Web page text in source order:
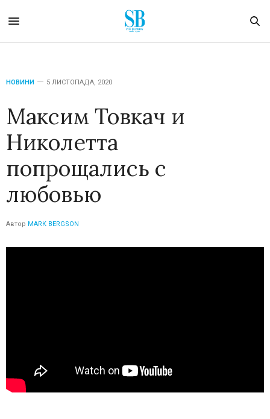
НОВИНИ 5 ЛИСТОПАДА, 2020
Максим Товкач и
Николетта
попрощались с
любовью
Автор MARK BERGSON